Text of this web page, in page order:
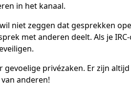
in het kanaal.
niet zeggen dat gesprekken
met anderen deelt. Als je
privézaken. Er zijn
anderen!